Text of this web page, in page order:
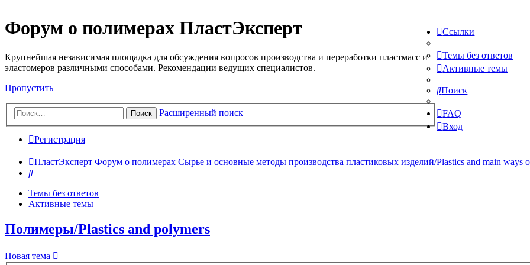
Форум о полимерах ПластЭксперт
Крупнейшая независимая площадка для обсуждения вопросов производства и переработки пластмасс и
эластомеров различными способами. Рекомендации ведущих специалистов.
Пропустить
Поиск Расширенный поиск
Ссылки
Темы без ответов
Активные темы
Поиск
FAQ
Вход
Регистрация
ПластЭксперт Форум о полимерах Сырье и основные методы производства пластиковых изделий/Plastics and main ways
Поиск
Темы без ответов
Активные темы
Полимеры/Plastics and polymers
Новая тема